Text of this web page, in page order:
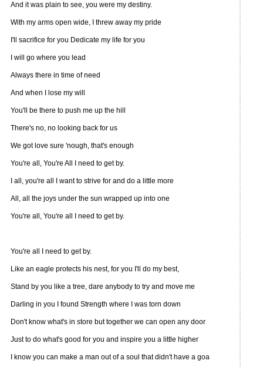
And it was plain to see, you were my destiny.
With my arms open wide, I threw away my pride
I'll sacrifice for you Dedicate my life for you
I will go where you lead
Always there in time of need
And when I lose my will
You'll be there to push me up the hill
There's no, no looking back for us
We got love sure 'nough, that's enough
You're all, You're All I need to get by.
I all, you're all I want to strive for and do a little more
All, all the joys under the sun wrapped up into one
You're all, You're all I need to get by.
You're all I need to get by.
Like an eagle protects his nest, for you I'll do my best,
Stand by you like a tree, dare anybody to try and move me
Darling in you I found Strength where I was torn down
Don't know what's in store but together we can open any door
Just to do what's good for you and inspire you a little higher
I know you can make a man out of a soul that didn't have a goa